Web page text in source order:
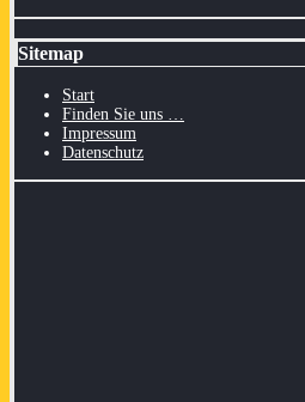
Sitemap
Start
Finden Sie uns …
Impressum
Datenschutz